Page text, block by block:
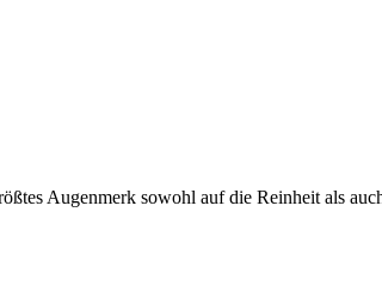
Augenmerk sowohl auf die Reinheit als